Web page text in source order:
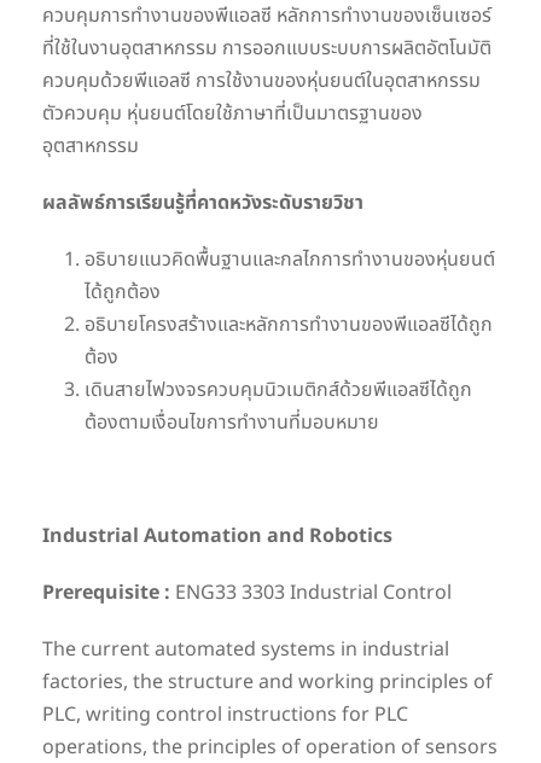
ควบคุมการทำงานของพีแอลซี หลักการทำงานของเซ็นเซอร์
ที่ใช้ในงานอุตสาหกรรม การออกแบบระบบการผลิตอัตโนมัติ
ควบคุมด้วยพีแอลซี การใช้งานของหุ่นยนต์ในอุตสาหกรรม
ตัวควบคุม หุ่นยนต์โดยใช้ภาษาที่เป็นมาตรฐานของ
อุตสาหกรรม
ผลลัพธ์การเรียนรู้ที่คาดหวังระดับรายวิชา
อธิบายแนวคิดพื้นฐานและกลไกการทำงานของหุ่นยนต์
ได้ถูกต้อง
อธิบายโครงสร้างและหลักการทำงานของพีแอลซีได้ถูก
ต้อง
เดินสายไฟวงจรควบคุมนิวเมติกส์ด้วยพีแอลซีได้ถูก
ต้องตามเงื่อนไขการทำงานที่มอบหมาย
Industrial Automation and Robotics
Prerequisite : ENG33 3303 Industrial Control
The current automated systems in industrial
factories, the structure and working principles of
PLC, writing control instructions for PLC
operations, the principles of operation of sensors